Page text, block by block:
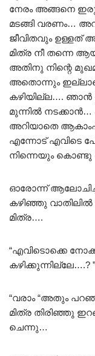
നേരം അങ്ങനെ
മടങ്ങി വരണം…
ജീവിതവും ഉള്ളത്
മിത്ര നീ തന്നെ
അതിനു നിന്റെ
അതൊന്നും
കഴിയില്ല…. ഞാൻ
മുന്നിൽ
അറിയാതെ
എന്നോട് എവിടെ
നിന്നെയും
ഓരോന്ന്
കഴിഞ്ഞു വാതിലിൽ
മിത്ര….
“എവിടൊക്കെ
കഴിക്കുന്നില്ലേ….? ”
“വരാം “അതും
മിത്ര തിരിഞ്ഞു
ചെന്നു…